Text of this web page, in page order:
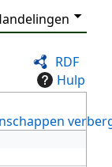
RDF
Hulp